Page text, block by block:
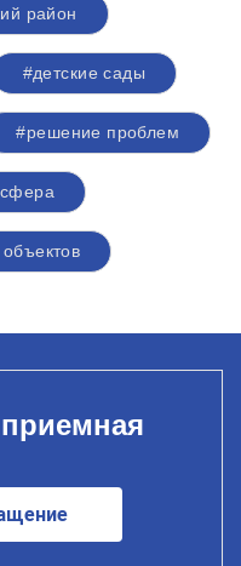
район
#детские сады
#решение проблем
объектов